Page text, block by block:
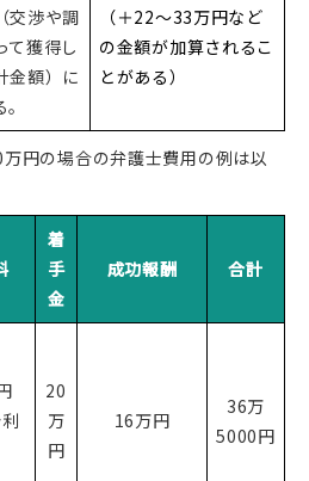
交渉や調
て獲得し
金額）に
（＋22〜33万円など
の金額が加算されるこ
とがある）
円の場合の弁護士費用の例は以
着
手
金
成功報酬 合計
20
万
円
16万円
36万
5000円